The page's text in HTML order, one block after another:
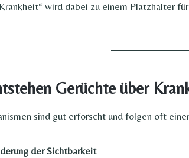
wird dabei zu einem Platzhalter
Gerüchte über
sind gut erforscht und folgen oft
der Sichtbarkeit